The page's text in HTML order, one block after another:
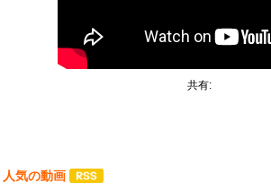
共有:
人気の動画